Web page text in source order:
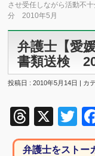
させ受任しながら活動不
分 2010年5月
弁護士【愛
書類送検
投稿日 : 2010年5月14日 | カ
X
弁護士をスト